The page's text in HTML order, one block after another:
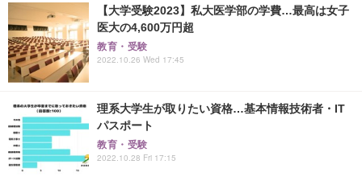
【大学受験2023】私大医学部の学費…最高は女子
医大の4,600万円超
教育・受験
2022.10.26 Wed 17:45
理系大学生が取りたい資格…基本情報技術者・IT
パスポート
教育・受験
2022.10.28 Fri 17:15